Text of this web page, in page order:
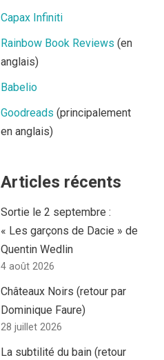
Capax Infiniti
Rainbow Book Reviews (en
anglais)
Babelio
Goodreads (principalement
en anglais)
Articles récents
Sortie le 2 septembre :
« Les garçons de Dacie » de
Quentin Wedlin
4 août 2026
Châteaux Noirs (retour par
Dominique Faure)
28 juillet 2026
La subtilité du bain (retour